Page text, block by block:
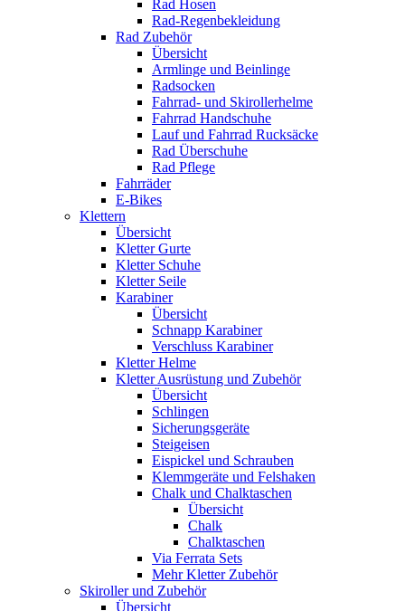
Rad Hosen
Rad-Regenbekleidung
Rad Zubehör
Übersicht
Armlinge und Beinlinge
Radsocken
Fahrrad- und Skirollerhelme
Fahrrad Handschuhe
Lauf und Fahrrad Rucksäcke
Rad Überschuhe
Rad Pflege
Fahrräder
E-Bikes
Klettern
Übersicht
Kletter Gurte
Kletter Schuhe
Kletter Seile
Karabiner
Übersicht
Schnapp Karabiner
Verschluss Karabiner
Kletter Helme
Kletter Ausrüstung und Zubehör
Übersicht
Schlingen
Sicherungsgeräte
Steigeisen
Eispickel und Schrauben
Klemmgeräte und Felshaken
Chalk und Chalktaschen
Übersicht
Chalk
Chalktaschen
Via Ferrata Sets
Mehr Kletter Zubehör
Skiroller und Zubehör
Übersicht